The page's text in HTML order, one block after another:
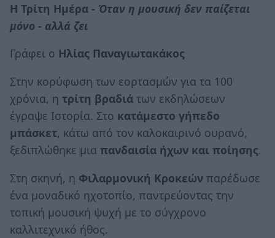
Η Τρίτη Ημέρα - Όταν η μουσική δεν παίζεται
μόνο - αλλά ζει
Γράφει ο Ηλίας Παναγιωτακάκος
Στην κορύφωση των εορτασμών για τα 100
χρόνια, η τρίτη βραδιά των εκδηλώσεων
έγραψε Ιστορία. Στο κατάμεστο γήπεδο
μπάσκετ, κάτω από τον καλοκαιρινό ουρανό,
ξεδιπλώθηκε μια πανδαισία ήχων και ποίησης.
Στη σκηνή, η Φιλαρμονική Κροκεών παρέδωσε
ένα μοναδικό ηχοτοπίο, παντρεύοντας την
τοπική μουσική ψυχή με το σύγχρονο
καλλιτεχνικό ήθος.